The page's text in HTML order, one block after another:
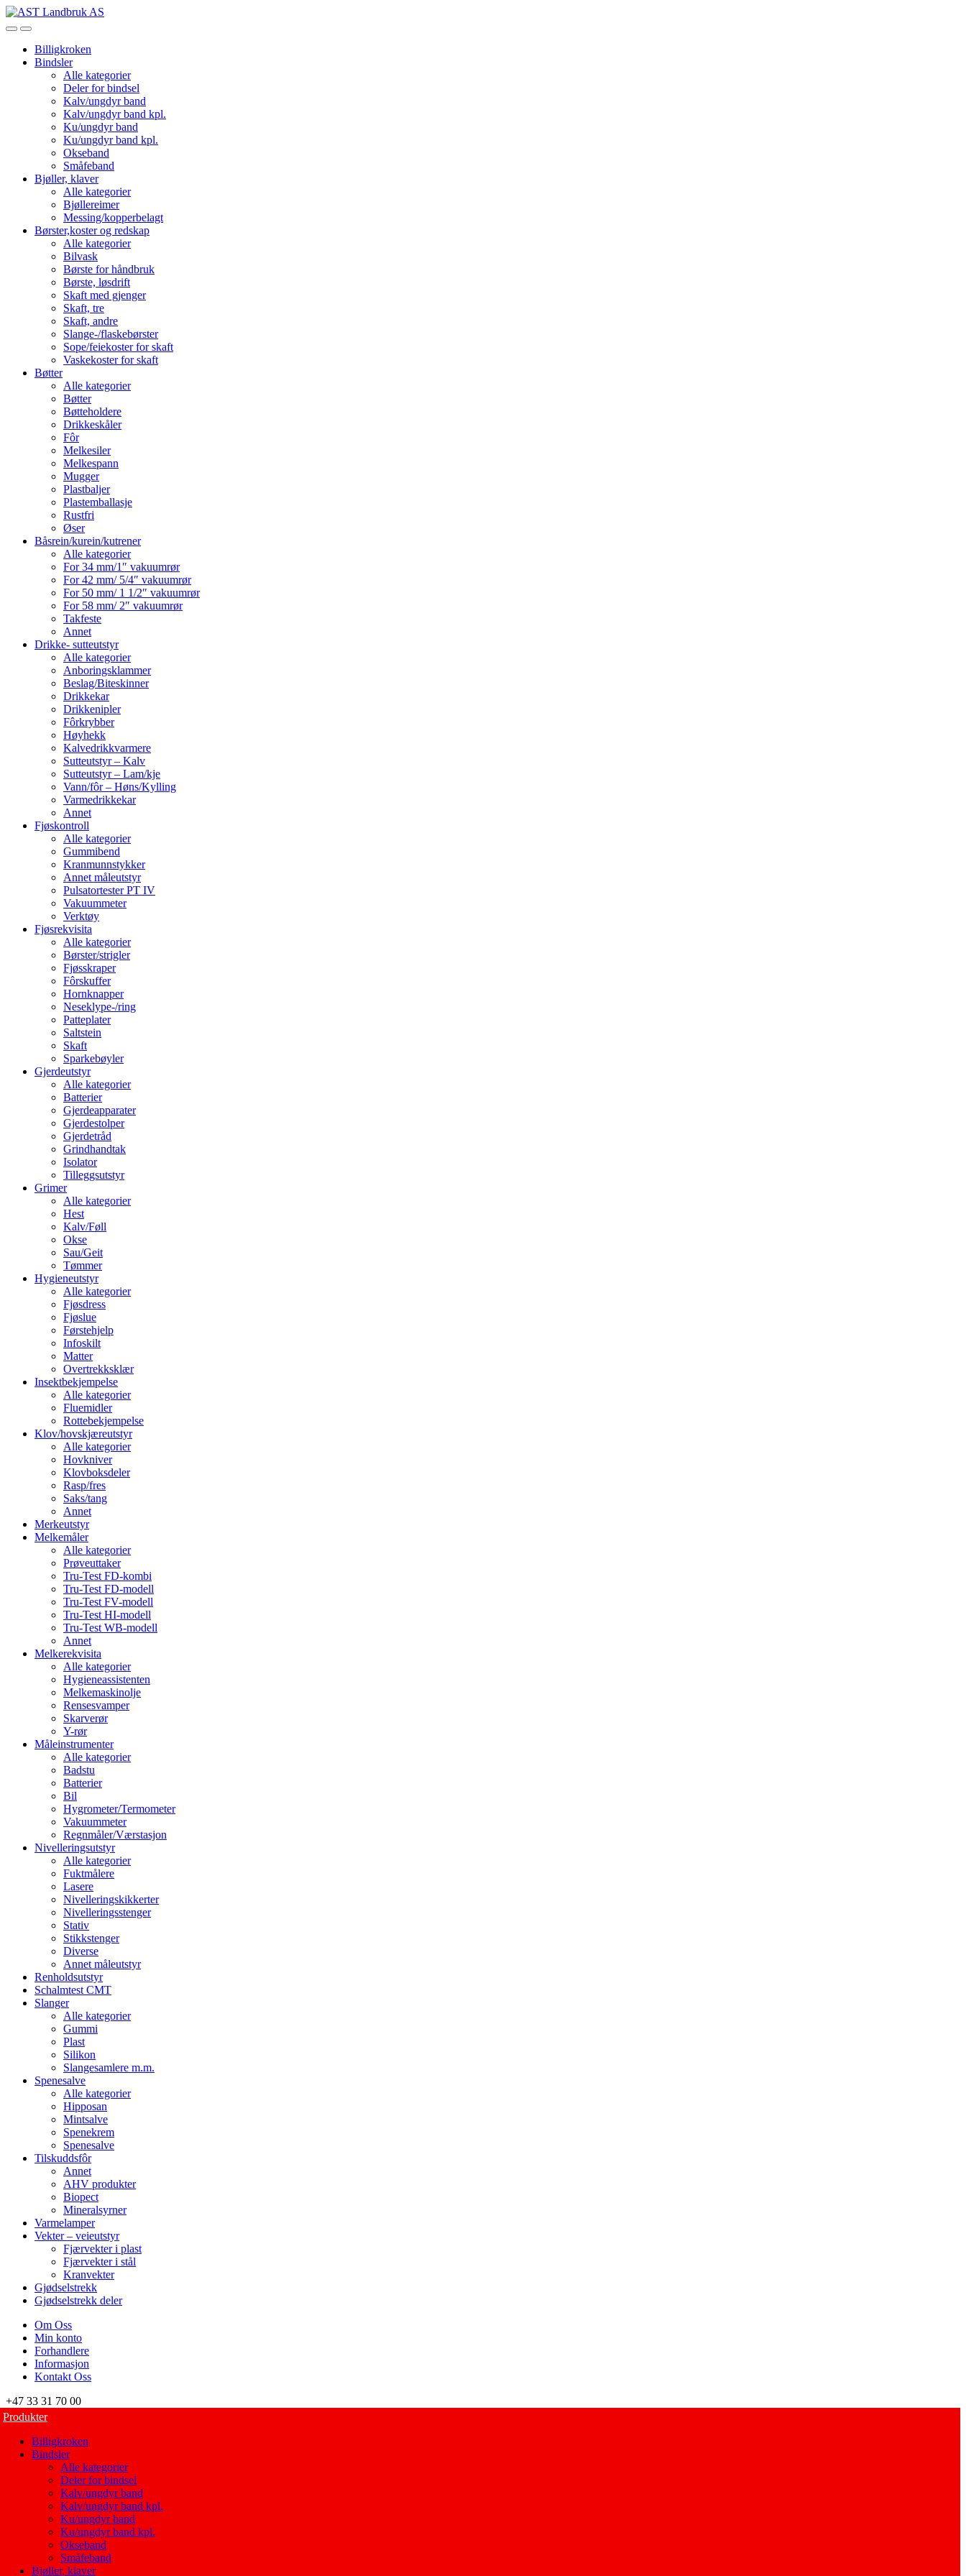
Skip
to
Skip
to
OpenClose
Billigkroken
Bindsler
Alle kategorier
Deler for bindsel
Kalv/ungdyr band
Kalv/ungdyr band kpl.
Ku/ungdyr band
Ku/ungdyr band kpl.
Okseband
Småfeband
Bjøller, klaver
Alle kategorier
Bjøllereimer
Messing/kopperbelagt
Børster,koster og redskap
Alle kategorier
Bilvask
Børste for håndbruk
Børste, løsdrift
Skaft med gjenger
Skaft, tre
Skaft, andre
Slange-/flaskebørster
Sope/feiekoster for skaft
Vaskekoster for skaft
Bøtter
Alle kategorier
Bøtter
Bøtteholdere
Drikkeskåler
Fôr
Melkesiler
Melkespann
Mugger
Plastbaljer
Plastemballasje
Rustfri
Øser
Båsrein/kurein/kutrener
Alle kategorier
For 34 mm/1″ vakuumrør
For 42 mm/ 5/4″ vakuumrør
For 50 mm/ 1 1/2″ vakuumrør
For 58 mm/ 2″ vakuumrør
Takfeste
Annet
Drikke- sutteutstyr
Alle kategorier
Anboringsklammer
Beslag/Biteskinner
Drikkekar
Drikkenipler
Fôrkrybber
Høyhekk
Kalvedrikkvarmere
Sutteutstyr – Kalv
Sutteutstyr – Lam/kje
Vann/fôr – Høns/Kylling
Varmedrikkekar
Annet
Fjøskontroll
Alle kategorier
Gummibend
Kranmunnstykker
Annet måleutstyr
Pulsatortester PT IV
Vakuummeter
Verktøy
Fjøsrekvisita
Alle kategorier
Børster/strigler
Fjøsskraper
Fôrskuffer
Hornknapper
Neseklype-/ring
Patteplater
Saltstein
Skaft
Sparkebøyler
Gjerdeutstyr
Alle kategorier
Batterier
Gjerdeapparater
Gjerdestolper
Gjerdetråd
Grindhandtak
Isolator
Tilleggsutstyr
Grimer
Alle kategorier
Hest
Kalv/Føll
Okse
Sau/Geit
Tømmer
Hygieneutstyr
Alle kategorier
Fjøsdress
Fjøslue
Førstehjelp
Infoskilt
Matter
Overtrekksklær
Insektbekjempelse
Alle kategorier
Fluemidler
Rottebekjempelse
Klov/hovskjæreutstyr
Alle kategorier
Hovkniver
Klovboksdeler
Rasp/fres
Saks/tang
Annet
Merkeutstyr
Melkemåler
Alle kategorier
Prøveuttaker
Tru-Test FD-kombi
Tru-Test FD-modell
Tru-Test FV-modell
Tru-Test HI-modell
Tru-Test WB-modell
Annet
Melkerekvisita
Alle kategorier
Hygieneassistenten
Melkemaskinolje
Rensesvamper
Skarverør
Y-rør
Måleinstrumenter
Alle kategorier
Badstu
Batterier
Bil
Hygrometer/Termometer
Vakuummeter
Regnmåler/Værstasjon
Nivelleringsutstyr
Alle kategorier
Fuktmålere
Lasere
Nivelleringskikkerter
Nivelleringsstenger
Stativ
Stikkstenger
Diverse
Annet måleutstyr
Renholdsutstyr
Schalmtest CMT
Slanger
Alle kategorier
Gummi
Plast
Silikon
Slangesamlere m.m.
Spenesalve
Alle kategorier
Hipposan
Mintsalve
Spenekrem
Spenesalve
Tilskuddsfôr
Annet
AHV produkter
Biopect
Mineralsyrner
Varmelamper
Vekter – veieutstyr
Fjærvekter i plast
Fjærvekter i stål
Kranvekter
Gjødselstrekk
Gjødselstrekk deler
Om Oss
Min konto
Forhandlere
Informasjon
Kontakt Oss
+47 33 31 70 00
Produkter
Billigkroken
Bindsler
Alle kategorier
Deler for bindsel
Kalv/ungdyr band
Kalv/ungdyr band kpl.
Ku/ungdyr band
Ku/ungdyr band kpl.
Okseband
Småfeband
Bjøller, klaver